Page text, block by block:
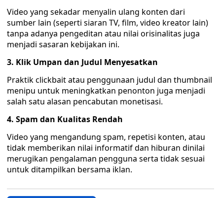
Video yang sekadar menyalin ulang konten dari
sumber lain (seperti siaran TV, film, video kreator lain)
tanpa adanya pengeditan atau nilai orisinalitas juga
menjadi sasaran kebijakan ini.
3. Klik Umpan dan Judul Menyesatkan
Praktik clickbait atau penggunaan judul dan thumbnail
menipu untuk meningkatkan penonton juga menjadi
salah satu alasan pencabutan monetisasi.
4. Spam dan Kualitas Rendah
Video yang mengandung spam, repetisi konten, atau
tidak memberikan nilai informatif dan hiburan dinilai
merugikan pengalaman pengguna serta tidak sesuai
untuk ditampilkan bersama iklan.